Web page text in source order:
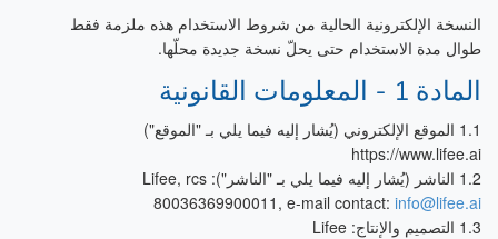
النسخة الإلكترونية الحالية من شروط الاستخدام هذه ملزمة فقط
طوال مدة الاستخدام حتى يحلّ نسخة جديدة محلّها.
المادة 1 - المعلومات القانونية
1.1 الموقع الإلكتروني (يُشار إليه فيما يلي بـ "الموقع")
https://www.lifee.ai
1.2 الناشر (يُشار إليه فيما يلي بـ "الناشر"): Lifee, rcs
80036369900011, e-mail contact: info@lifee.ai
1.3 التصميم والإنتاج: Lifee